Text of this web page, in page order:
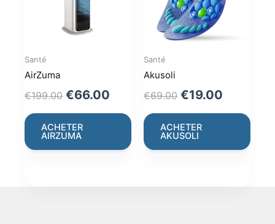
Santé
AirZuma
€199.00 Original
price
was:
€199.00.
€66.00 Current
price
€66.00.
ACHETER
AIRZUMA
Santé
Akusoli
€69.00 Original
price
was:
€69.00.
€19.00
price
€19.00.
ACHETER
AKUSOLI